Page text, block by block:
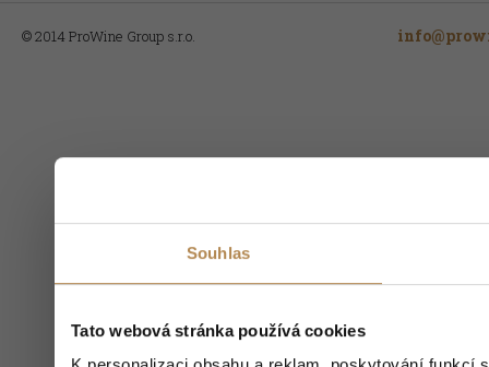
Souhlas
Tato webová stránka používá cookies
© 2014 ProWine Group s.r.o.